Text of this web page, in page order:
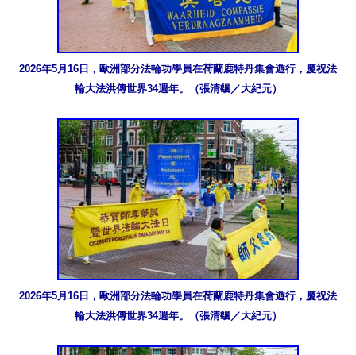
2026年5月16日，歐洲部分法輪功學員在荷蘭鹿特丹集會遊行，慶祝法
輪大法洪傳世界34週年。（張清颻／大紀元）
2026年5月16日，歐洲部分法輪功學員在荷蘭鹿特丹集會遊行，慶祝法
輪大法洪傳世界34週年。（張清颻／大紀元）